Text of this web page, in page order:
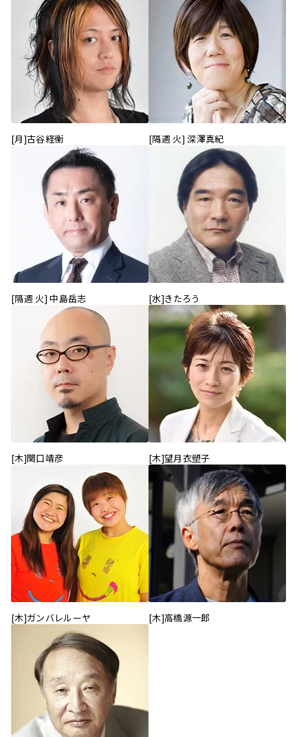
[月]古谷経衡 [隔週 火] 深澤真紀
[隔週 火] 中島岳志 [水]きたろう
[木]関口靖彦 [木]望月衣塑子
[木]ガンバレルーヤ [木]高橋源一郎